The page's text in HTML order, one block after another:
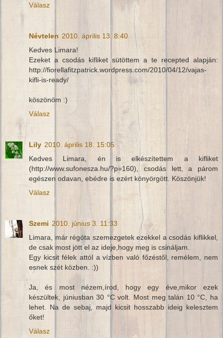
Válasz
Névtelen 2010. április 13. 8:40
Kedves Limara!
Ezeket a csodás kifliket sütöttem a te recepted alapján:
http://fiorellafitzpatrick.wordpress.com/2010/04/12/vajas-
kifli-is-ready/
köszönöm :)
Válasz
Lily 2010. április 18. 15:05
Kedves Limara, én is elkészítettem a kifliket
(http://www.sufonesza.hu/?p=160), csodás lett, a párom
egészen odavan, ebédre is ezért könyörgött. Köszönjük!
Válasz
Szemi 2010. június 3. 11:33
Limara, már régóta szemezgetek ezekkel a csodás kiflikkel,
de csak most jött el az ideje,hogy meg is csináljam.
Egy kicsit félek attól a vízben való főzéstől, remélem, nem
esnek szét közben. :))
Ja, és most nézem,írod, hogy egy éve,mikor ezek
készültek, júniusban 30 °C volt. Most meg talán 10 °C, ha
lehet. Na de sebaj, majd kicsit hosszabb ideig kelesztem
őket!
Válasz